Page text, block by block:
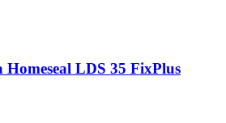
LDS 35 FixPlus